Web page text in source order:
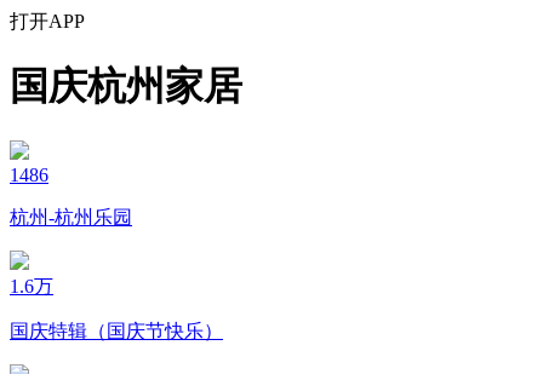
打开APP
国庆杭州家居
1486
杭州-杭州乐园
1.6万
国庆特辑（国庆节快乐）